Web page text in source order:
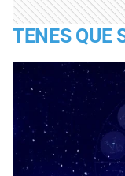
TENES QUE